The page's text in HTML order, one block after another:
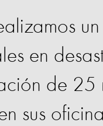
en
de 25
sus